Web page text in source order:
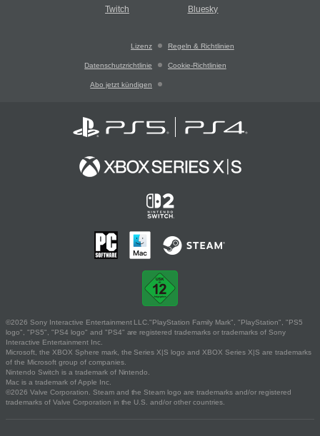
Twitch Bluesky
Lizenz Regeln & Richtlinien
Datenschutzrichtlinie Cookie-Richtlinien
Abo jetzt kündigen
©2026 Sony Interactive Entertainment LLC."PlayStation Family Mark", "PlayStation", "PS5
logo", "PS5", "PS4 logo" and "PS4" are registered trademarks or trademarks of Sony
Interactive Entertainment Inc.
Microsoft, the XBOX Sphere mark, the Series X|S logo and XBOX Series X|S are trademarks
of the Microsoft group of companies.
Nintendo Switch is a trademark of Nintendo.
Mac is a trademark of Apple Inc.
©2026 Valve Corporation. Steam and the Steam logo are trademarks and/or registered
trademarks of Valve Corporation in the U.S. and/or other countries.